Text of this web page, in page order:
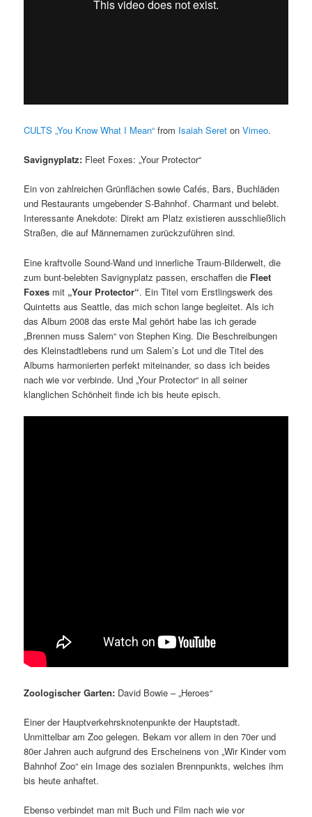
CULTS „You Know What I Mean“ from Isaiah Seret onVimeo.
Savignyplatz: Fleet Foxes: „Your Protector“
Ein von zahlreichen Grünflächen sowie Cafés, Bars, Buchläden
und Restaurants umgebender S-Bahnhof. Charmant und belebt.
Interessante Anekdote: Direkt am Platz existieren ausschließlich
Straßen, die auf Männernamen zurückzuführen sind.
Eine kraftvolle Sound-Wand und innerliche Traum-Bilderwelt, die
zum bunt-belebten Savignyplatz passen, erschaffen die Fleet
Foxes mit „Your Protector“. Ein Titel vom Erstlingswerk des
Quintetts aus Seattle, das mich schon lange begleitet. Als ich
das Album 2008 das erste Mal gehört habe las ich gerade
„Brennen muss Salem“ von Stephen King. Die Beschreibungen
des Kleinstadtlebens rund um Salem’s Lot und die Titel des
Albums harmonierten perfekt miteinander, so dass ich beides
nach wie vor verbinde. Und „Your Protector“ in all seiner
klanglichen Schönheit finde ich bis heute episch.
Zoologischer Garten: David Bowie – „Heroes“
Einer der Hauptverkehrsknotenpunkte der Hauptstadt.
Unmittelbar am Zoo gelegen. Bekam vor allem in den 70er und
80er Jahren auch aufgrund des Erscheinens von „Wir Kinder vom
Bahnhof Zoo“ ein Image des sozialen Brennpunkts, welches ihm
bis heute anhaftet.
Ebenso verbindet man mit Buch und Film nach wie vor